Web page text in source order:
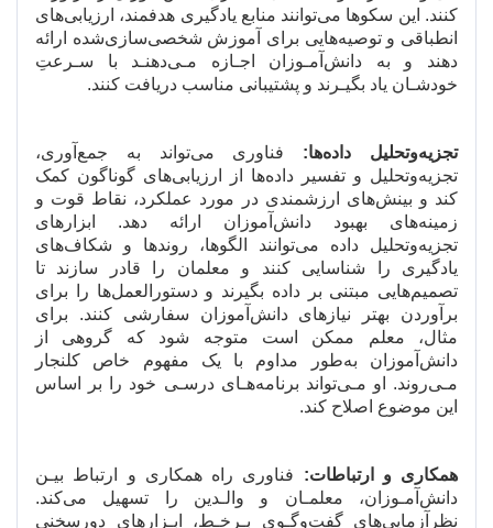
کنند. این سکوها میتوانند منابع یادگیری هدفمند، ارزیابیهای
انطباقی و توصیههایی برای آموزش شخصیسازیشده ارائه
دهند و به دانش آمـوزان اجـازه مـیدهنـد با سـرعتِ
خودشـان یاد بگیـرند و پشتیبانی مناسب دریافت کنند.
تجزیهوتحلیل دادهها: فناوری میتواند به جمع آوری،
تجزیهوتحلیل و تفسیر دادهها از ارزیابیهای گوناگون کمک
کند و بینشهای ارزشمندی در مورد عملکرد، نقاط قوت و
زمینههای بهبود دانش آموزان ارائه دهد. ابزارهای
تجزیهوتحلیل داده میتوانند الگوها، روندها و شکافهای
یادگیری را شناسایی کنند و معلمان را قادر سازند تا
تصمیمهایی مبتنی بر داده بگیرند و دستورالعملها را برای
برآوردن بهتر نیازهای دانش آموزان سفارشی کنند. برای
مثال، معلم ممکن است متوجه شود که گروهی از
دانش آموزان بهطور مداوم با یک مفهوم خاص کلنجار
مـیروند. او مـیتواند برنامههـای درسـی خود را بر اساس
این موضوع اصلاح کند.
همکاری و ارتباطات: فناوری راه همکاری و ارتباط بیـن
دانش آمـوزان، معلمـان و والـدین را تسهیل میکند.
نظرآزماییهای گفتوگـوی بـرخـط، ابـزارهای دورسخنی